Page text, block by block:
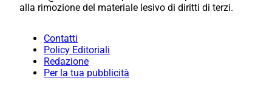
alla rimozione del materiale lesivo di diritti di terzi.
Contatti
Policy Editoriali
Redazione
Per la tua pubblicità